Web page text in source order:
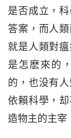
是否成立，
答案，而人
就是人類對
是怎麽來的
的，也没有
依賴科學，
造物主的主宰